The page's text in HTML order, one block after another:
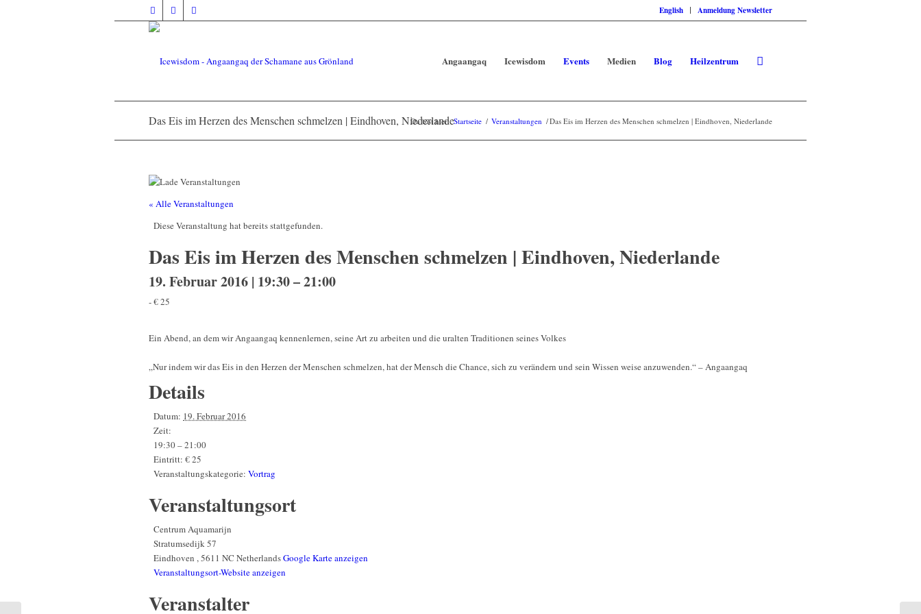
English Anmeldung Newsletter
Angaangaq Icewisdom Events Medien Blog Heilzentrum
Das Eis im Herzen des Menschen schmelzen | Eindhoven, Niederlande
Du bist hier: Startseite / Veranstaltungen /Das Eis im Herzen des Menschen schmelzen | Eindhoven, Niederlande
« Alle Veranstaltungen
Diese Veranstaltung hat bereits stattgefunden.
Das Eis im Herzen des Menschen schmelzen | Eindhoven, Niederlande
19. Februar 2016 | 19:30–21:00
-€ 25
Ein Abend, an dem wir Angaangaq kennenlernen, seine Art zu arbeiten und die uralten Traditionen seines Volkes
„Nur indem wir das Eis in den Herzen der Menschen schmelzen, hat der Mensch die Chance, sich zu verändern und sein Wissen weise anzuwenden.“ – Angaangaq
Details
Datum: 19. Februar 2016
Zeit:
19:30 – 21:00
Eintritt: € 25
Veranstaltungskategorie: Vortrag
Veranstaltungsort
Centrum Aquamarijn
Stratumsedijk 57
Eindhoven ,5611 NC NetherlandsGoogle Karte anzeigen
Veranstaltungsort-Website anzeigen
Veranstalter